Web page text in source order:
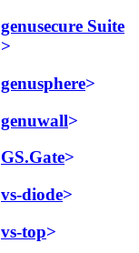
genusecure Suite
genusphere
genuwall
GS.Gate
vs-diode
vs-top